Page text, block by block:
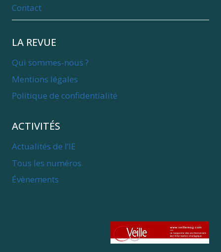
Contact
LA REVUE
Qui sommes-nous ?
Mentions légales
Politique de confidentialité
ACTIVITÉS
Actualités de l’IE
Tous les numéros
Évènements